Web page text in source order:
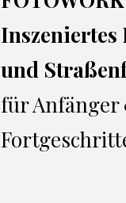
und
für Anfänger